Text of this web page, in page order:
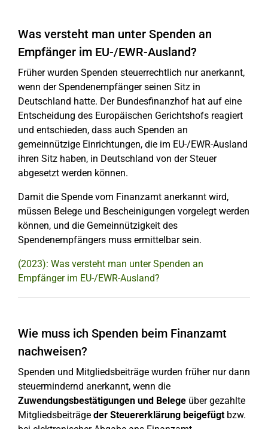
Was versteht man unter Spenden an
Empfänger im EU-/EWR-Ausland?
Früher wurden Spenden steuerrechtlich nur anerkannt,
wenn der Spendenempfänger seinen Sitz in
Deutschland hatte. Der Bundesfinanzhof hat auf eine
Entscheidung des Europäischen Gerichtshofs reagiert
und entschieden, dass auch Spenden an
gemeinnützige Einrichtungen, die im EU-/EWR-Ausland
ihren Sitz haben, in Deutschland von der Steuer
abgesetzt werden können.
Damit die Spende vom Finanzamt anerkannt wird,
müssen Belege und Bescheinigungen vorgelegt werden
können, und die Gemeinnützigkeit des
Spendenempfängers muss ermittelbar sein.
(2023): Was versteht man unter Spenden an
Empfänger im EU-/EWR-Ausland?
Wie muss ich Spenden beim Finanzamt
nachweisen?
Spenden und Mitgliedsbeiträge wurden früher nur dann
steuermindernd anerkannt, wenn die
Zuwendungsbestätigungen und Belege über gezahlte
Mitgliedsbeiträge der Steuererklärung beigefügtbzw.